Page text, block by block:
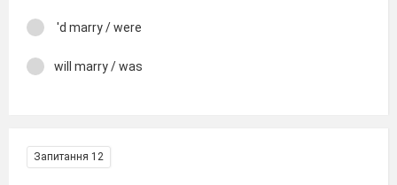
'd marry / were
will marry / was
Запитання 12